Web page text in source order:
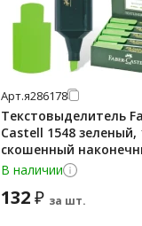
Арт.я286178
Текстовыделитель
Castell 1548
скошенный
154863
В наличии
132₽ за шт.